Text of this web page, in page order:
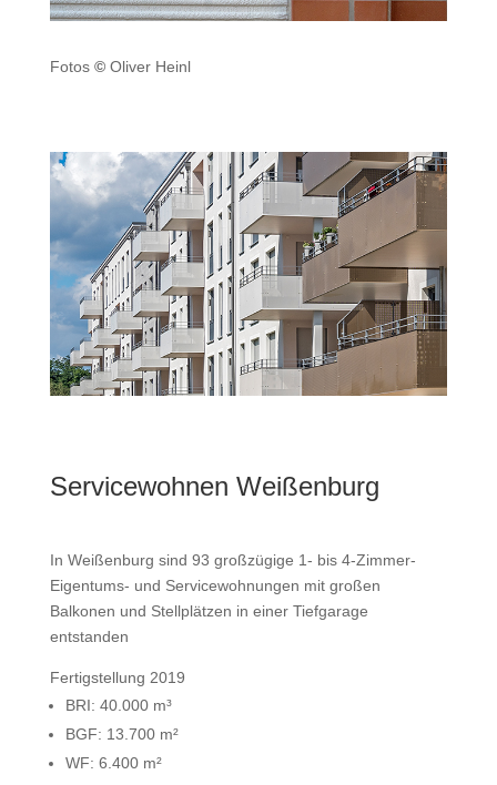
Fotos ©Oliver Heinl
Servicewohnen Weißenburg
In Weißenburg sind 93 großzügige 1- bis 4-Zimmer-
Eigentums- und Servicewohnungen mit großen
Balkonen und Stellplätzen in einer Tiefgarage
entstanden
Fertigstellung 2019
BRI: 40.000 m³
BGF: 13.700 m²
WF: 6.400 m²